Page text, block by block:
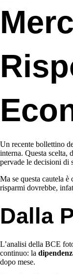
Un recente bollettino
interna. Questa scelta,
pervade le decisioni di
Ma se questa cautela
risparmi dovrebbe,
Dalla
L’analisi della BCE
continuo: la
dopo mese.